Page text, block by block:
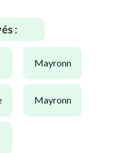
:
mayronn
mayronn